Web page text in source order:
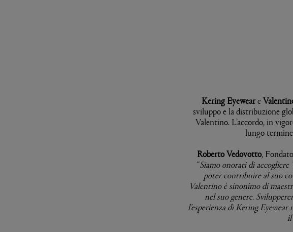
Kering Eyeweare
sviluppo e la distribuzione
Valentino. L’accordo, in
lungo
Roberto Vedovotto,
“Siamo onorati di
poter contribuire al suo
Valentino è sinonimo di
nel suo genere.
l’esperienza di Kering